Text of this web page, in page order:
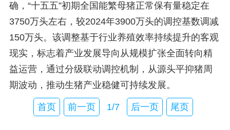
确，“十五五”初期全国能繁母猪正常保有量稳定在
3750万头左右，较2024年3900万头的调控基数调减
150万头。该调整基于行业养殖效率持续提升的客观
现实，标志着产业发展导向从规模扩张全面转向精
益运营，通过分级联动调控机制，从源头平抑猪周
期波动，推动生猪产业稳健可持续发展。
首页 前一页 1/7 后一页 尾页